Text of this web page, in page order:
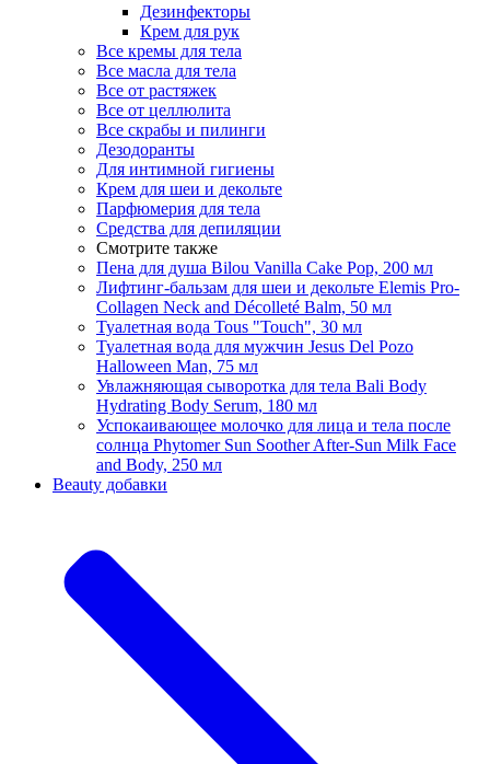
Дезинфекторы
Крем для рук
Все кремы для тела
Все масла для тела
Все от растяжек
Все от целлюлита
Все скрабы и пилинги
Дезодоранты
Для интимной гигиены
Крем для шеи и декольте
Парфюмерия для тела
Средства для депиляции
Смотрите также
Пена для душа Bilou Vanilla Cake Pop, 200 мл
Лифтинг-бальзам для шеи и декольте Elemis Pro-
Collagen Neck and Décolleté Balm, 50 мл
Туалетная вода Tous "Touch", 30 мл
Туалетная вода для мужчин Jesus Del Pozo
Halloween Man, 75 мл
Увлажняющая сыворотка для тела Bali Body
Hydrating Body Serum, 180 мл
Успокаивающее молочко для лица и тела после
солнца Phytomer Sun Soother After-Sun Milk Face
and Body, 250 мл
Beauty добавки